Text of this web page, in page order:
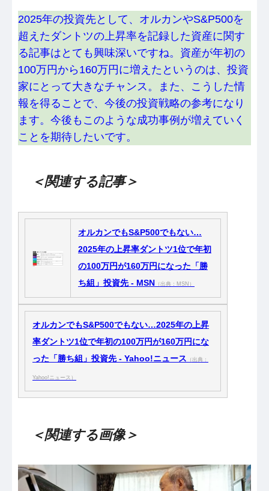
2025年の投資先として、オルカンやS&P500を
超えたダントツの上昇率を記録した資産に関す
る記事はとても興味深いですね。資産が年初の
100万円から160万円に増えたというのは、投資
家にとって大きなチャンス。また、こうした情
報を得ることで、今後の投資戦略の参考になり
ます。今後もこのような成功事例が増えていく
ことを期待したいです。
＜関連する記事＞
オルカンでもS&P500でもない…
2025年の上昇率ダントツ1位で年初
の100万円が160万円になった「勝
ち組」投資先 - MSN （出典：MSN）
オルカンでもS&P500でもない…2025年の上昇
率ダントツ1位で年初の100万円が160万円にな
った「勝ち組」投資先 - Yahoo!ニュース （出典：
Yahoo!ニュース）
＜関連する画像＞